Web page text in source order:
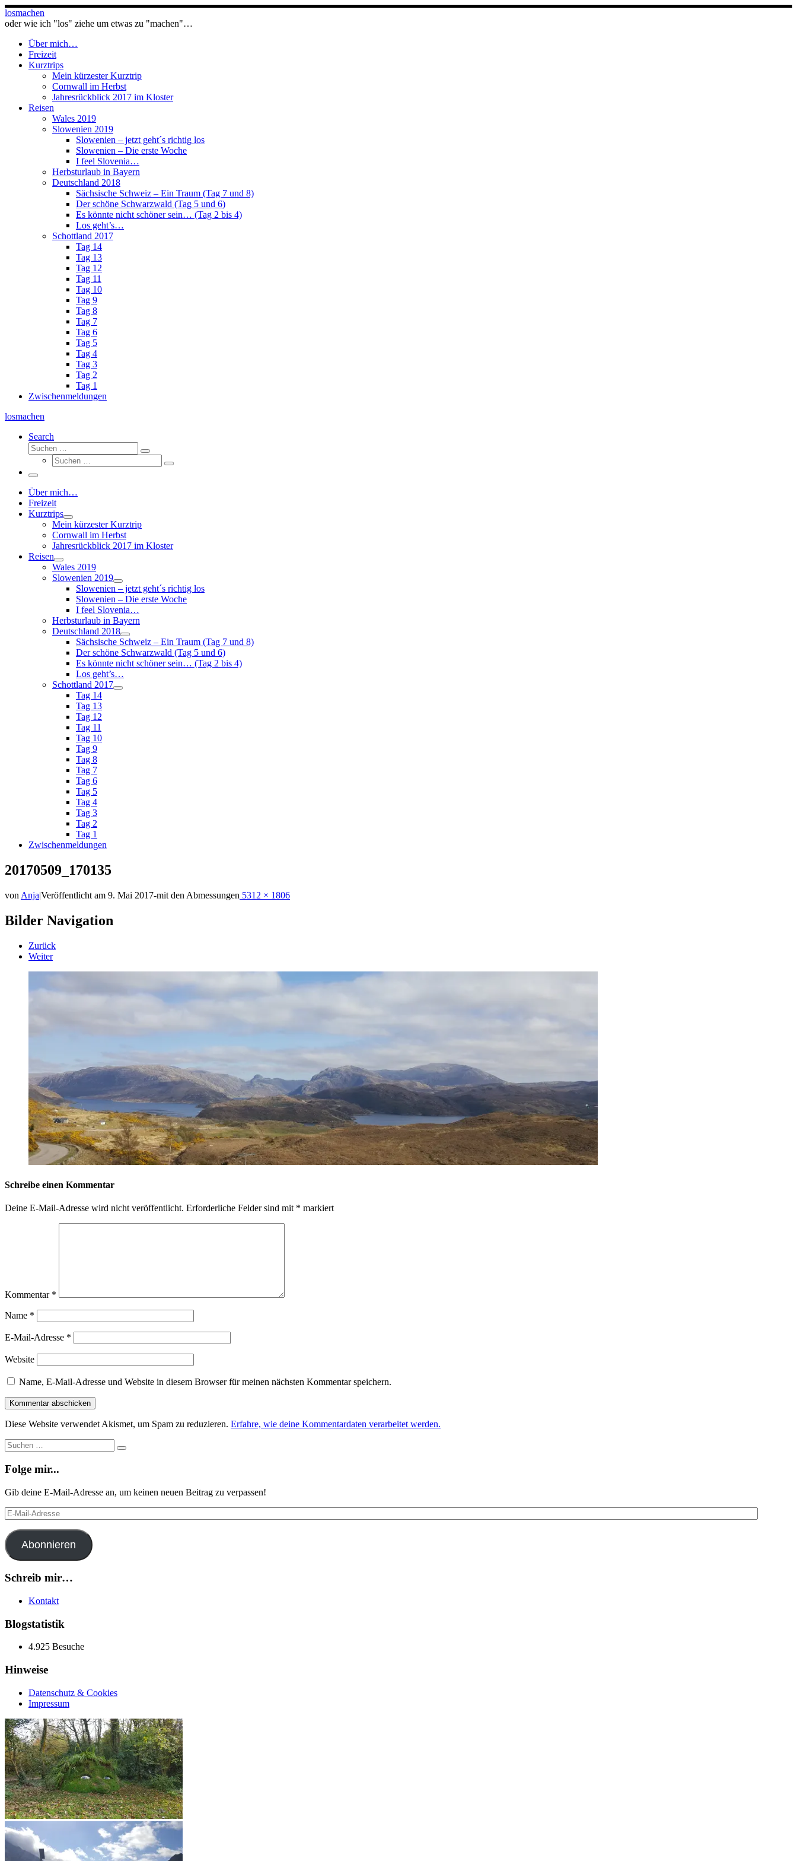
Zum
Inhalt
losmachen
oder wie ich "los" ziehe um etwas zu "machen"…
Über mich…
Freizeit
Kurztrips
Mein kürzester Kurztrip
Cornwall im Herbst
Jahresrückblick 2017 im Kloster
Reisen
Wales 2019
Slowenien 2019
Slowenien – jetzt geht´s richtig los
Slowenien – Die erste Woche
I feel Slovenia…
Herbsturlaub in Bayern
Deutschland 2018
Sächsische Schweiz – Ein Traum (Tag 7 und 8)
Der schöne Schwarzwald (Tag 5 und 6)
Es könnte nicht schöner sein… (Tag 2 bis 4)
Los geht’s…
Schottland 2017
Tag 14
Tag 13
Tag 12
Tag 11
Tag 10
Tag 9
Tag 8
Tag 7
Tag 6
Tag 5
Tag 4
Tag 3
Tag 2
Tag 1
Zwischenmeldungen
losmachen
Search
Suche
Suchen
Suche
Suchen
Menü
Über mich…
Freizeit
Kurztrips
Mein kürzester Kurztrip
Cornwall im Herbst
Jahresrückblick 2017 im Kloster
Reisen
Wales 2019
Slowenien 2019
Slowenien – jetzt geht´s richtig los
Slowenien – Die erste Woche
I feel Slovenia…
Herbsturlaub in Bayern
Deutschland 2018
Sächsische Schweiz – Ein Traum (Tag 7 und 8)
Der schöne Schwarzwald (Tag 5 und 6)
Es könnte nicht schöner sein… (Tag 2 bis 4)
Los geht’s…
Schottland 2017
Tag 14
Tag 13
Tag 12
Tag 11
Tag 10
Tag 9
Tag 8
Tag 7
Tag 6
Tag 5
Tag 4
Tag 3
Tag 2
Tag 1
Zwischenmeldungen
20170509_170135
von Anja|Veröffentlicht am 9. Mai 2017-mit den Abmessungen 5312 × 1806
Bilder Navigation
Zurück
Weiter
Schreibe einen Kommentar
Deine E-Mail-Adresse wird nicht veröffentlicht. Erforderliche Felder sind mit * markiert
Kommentar *
Name *
E-Mail-Adresse *
Website
Name, E-Mail-Adresse und Website in diesem Browser für meinen nächsten Kommentar speichern.
Diese Website verwendet Akismet, um Spam zu reduzieren. Erfahre, wie deine Kommentardaten verarbeitet werden.
Suche
Suchen
Folge mir...
Gib deine E-Mail-Adresse an, um keinen neuen Beitrag zu verpassen!
E-
Mail-
Adresse
Abonnieren
Schreib mir…
Kontakt
Blogstatistik
4.925 Besuche
Hinweise
Datenschutz & Cookies
Impressum